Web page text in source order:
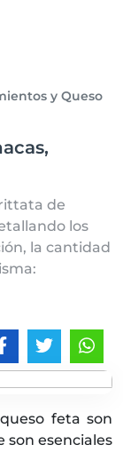
y Queso
de
los
la cantidad
feta son
son esenciales